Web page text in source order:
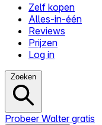
Zelf kopen
Alles-in-één
Reviews
Prijzen
Log in
Zoeken
Probeer Walter gratis